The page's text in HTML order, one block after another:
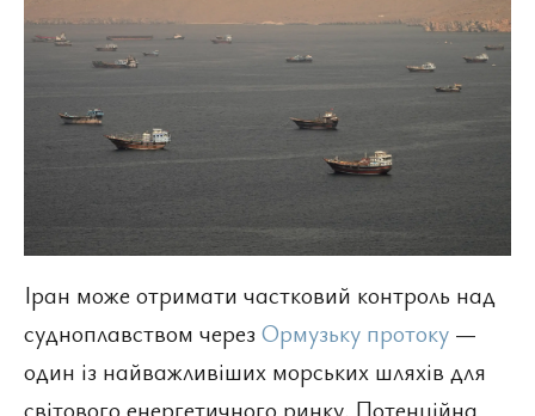
Іран може отримати частковий контроль над
судноплавством через Ормузьку протоку —
один із найважливіших морських шляхів для